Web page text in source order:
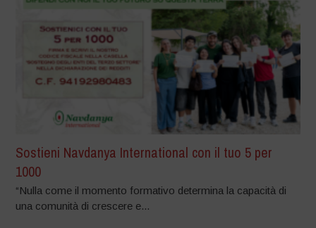
Sostieni Navdanya International con il tuo 5 per
1000
“Nulla come il momento formativo determina la capacità di
una comunità di crescere e...